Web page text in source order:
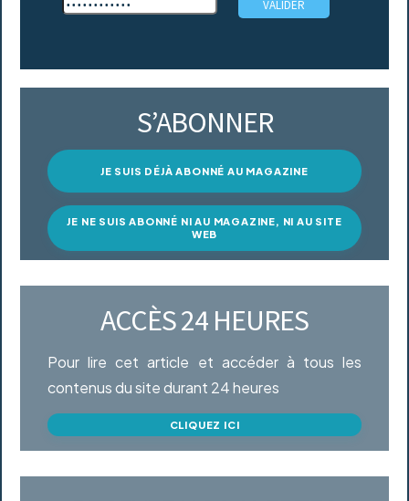
S’ABONNER
JE SUIS DÉJÀ ABONNÉ AU MAGAZINE
JE NE SUIS ABONNÉ NI AU MAGAZINE, NI AU SITE
WEB
ACCÈS 24 HEURES
Pour lire cet article et accéder à tous les
contenus du site durant 24 heures
CLIQUEZ ICI